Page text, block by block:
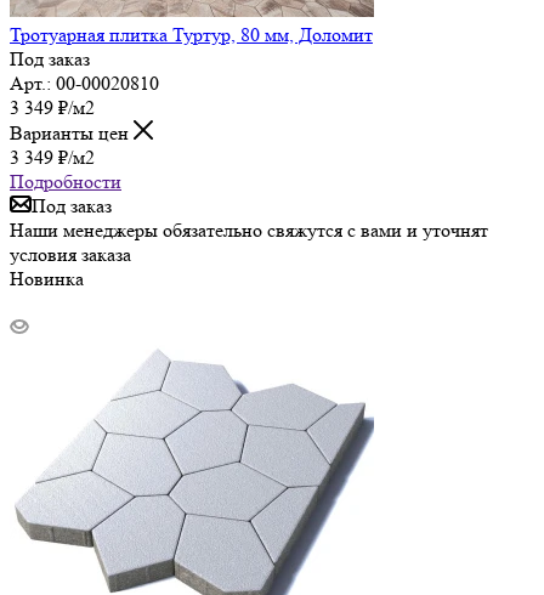
Тротуарная плитка Туртур, 80 мм, Доломит
Под заказ
Арт.: 00-00020810
3 349 ₽/м2
Варианты цен
3 349 ₽/м2
Подробности
Под заказ
Наши менеджеры обязательно свяжутся с вами и уточнят
условия заказа
Новинка